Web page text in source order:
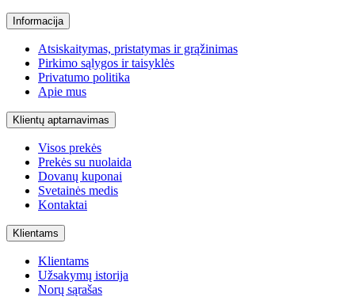
Informacija
Atsiskaitymas, pristatymas ir grąžinimas
Pirkimo sąlygos ir taisyklės
Privatumo politika
Apie mus
Klientų aptarnavimas
Visos prekės
Prekės su nuolaida
Dovanų kuponai
Svetainės medis
Kontaktai
Klientams
Klientams
Užsakymų istorija
Norų sąrašas